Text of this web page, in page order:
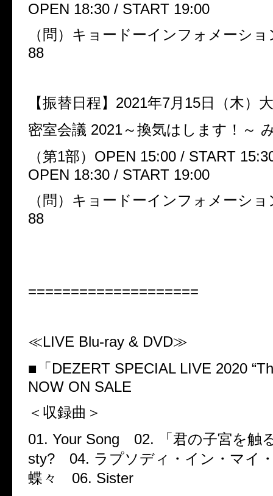
OPEN 18:30 / START 19:00
（問）キョードーインフォメーショ
88
【振替日程】 2021年7月 15日（木）
密室会議 2021～換気はします！～
（第1部） OPEN 15:00 / START
OPEN 18:30 / START 19:00
（問）キョードーインフォメーショ
88
====================
≪LIVE Blu-ray & DVD≫
■「 DEZERT SPECIAL LIVE 2020 “
NOW ON SALE
＜収録曲＞
01. Your Song
02.
「君の子宮を
sty?
04. ラプソディ・イン・マ
蝶々 06. Sister